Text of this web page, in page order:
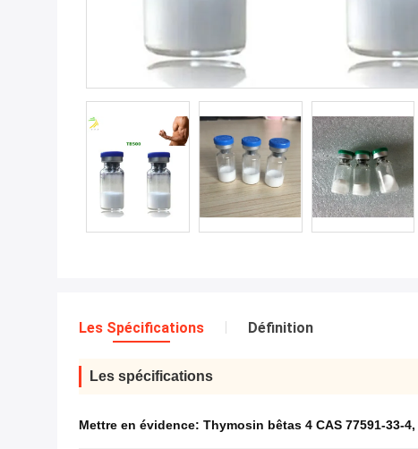
Les Spécifications Définition
Les spécifications
Mettre en évidence: Thymosin bêtas 4 CAS 77591-33-4,